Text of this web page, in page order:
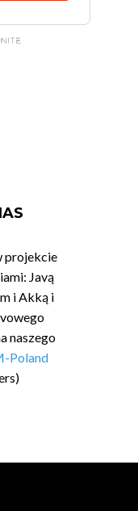
projekcie
Javą
i Akką i
naszego
Poland